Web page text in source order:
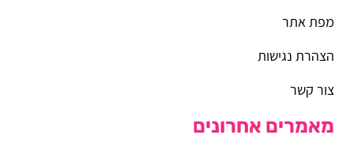
מפת אתר
הצהרת נגישות
צור קשר
מאמרים אחרונים